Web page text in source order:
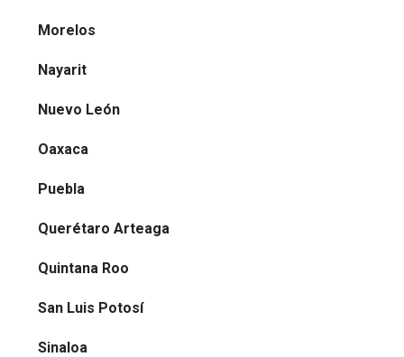
Morelos
Nayarit
Nuevo León
Oaxaca
Puebla
Querétaro Arteaga
Quintana Roo
San Luis Potosí
Sinaloa